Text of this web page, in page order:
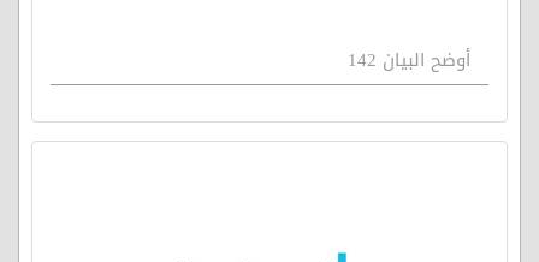
أوضح البيان 142